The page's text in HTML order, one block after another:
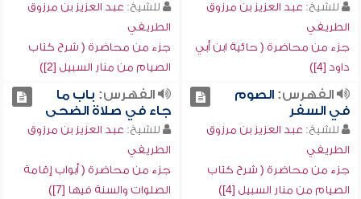
للشيخ: عبد العزيز بن مرزوق
الطريفي
جزء من محاضرة ( حائية ابن أبي
داود [4])
للشيخ: عبد العزيز بن مرزوق
الطريفي
جزء من محاضرة ( شرح كتاب
الصيام من منار السبيل [2])
الفهرس:الصوم
في السفر
للشيخ: عبد العزيز بن مرزوق
الطريفي
جزء من محاضرة ( شرح كتاب
الصيام من منار السبيل [4])
الفهرس: باب ما
جاء في صلاة الضحى
للشيخ: عبد العزيز بن مرزوق
الطريفي
جزء من محاضرة ( أبواب إقامة
الصلوات والسنة فيها [7])